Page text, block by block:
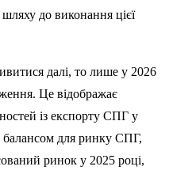
до виконання цієї
далі, то лише у 2026
Це відображає
із експорту СПГ у
балансом для ринку СПГ,
ринок у 2025 році,